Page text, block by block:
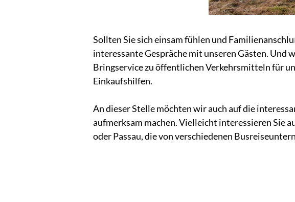
Sollten Sie sich einsam fühlen und
interessante Gespräche mit unseren Gästen. Und
Bringservice zu öffentlichen Verkehrsmitteln für
Einkaufshilfen.
An dieser Stelle möchten wir auch auf die
aufmerksam machen. Vielleicht interessieren Sie
oder Passau, die von verschiedenen